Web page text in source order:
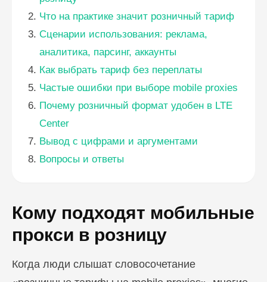
Что на практике значит розничный тариф
Сценарии использования: реклама,
аналитика, парсинг, аккаунты
Как выбрать тариф без переплаты
Частые ошибки при выборе mobile proxies
Почему розничный формат удобен в LTE
Center
Вывод с цифрами и аргументами
Вопросы и ответы
Кому подходят мобильные
прокси в розницу
Когда люди слышат словосочетание